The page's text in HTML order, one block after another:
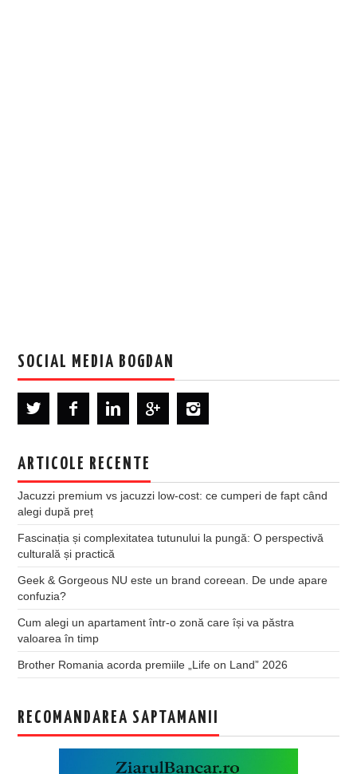
SOCIAL MEDIA BOGDAN
ARTICOLE RECENTE
Jacuzzi premium vs jacuzzi low-cost: ce cumperi de fapt când
alegi după preț
Fascinația și complexitatea tutunului la pungă: O perspectivă
culturală și practică
Geek & Gorgeous NU este un brand coreean. De unde apare
confuzia?
Cum alegi un apartament într-o zonă care își va păstra
valoarea în timp
Brother Romania acorda premiile „Life on Land” 2026
RECOMANDAREA SAPTAMANII